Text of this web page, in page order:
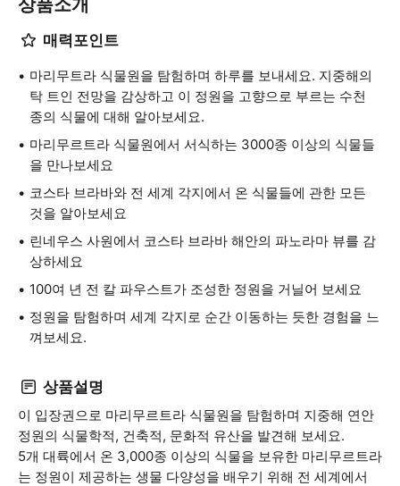
상품소개
매력포인트
마리무트라 식물원을 탐험하며 하루를 보내세요. 지중해의
탁 트인 전망을 감상하고 이 정원을 고향으로 부르는 수천
종의 식물에 대해 알아보세요.
마리무르트라 식물원에서 서식하는 3000종 이상의 식물들
을 만나보세요
코스타 브라바와 전 세계 각지에서 온 식물들에 관한 모든
것을 알아보세요
린네우스 사원에서 코스타 브라바 해안의 파노라마 뷰를 감
상하세요
100여 년 전 칼 파우스트가 조성한 정원을 거닐어 보세요
정원을 탐험하며 세계 각지로 순간 이동하는 듯한 경험을 느
껴보세요.
상품설명
이 입장권으로 마리무르트라 식물원을 탐험하며 지중해 연안
정원의 식물학적, 건축적, 문화적 유산을 발견해 보세요.
5개 대륙에서 온 3,000종 이상의 식물을 보유한 마리무르트라
는 정원이 제공하는 생물 다양성을 배우기 위해 전 세계에서